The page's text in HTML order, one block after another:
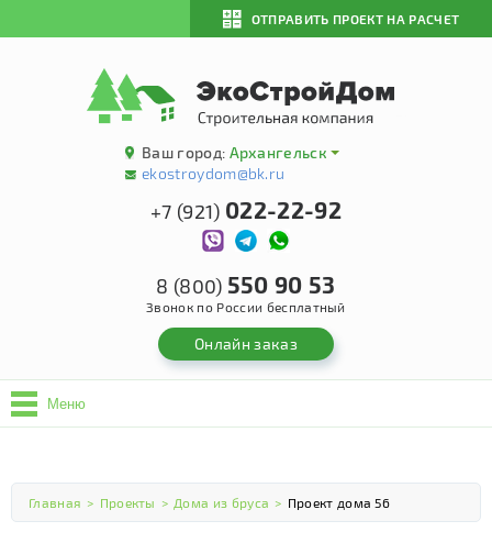
ОТПРАВИТЬ ПРОЕКТ НА РАСЧЕТ
Ваш город: Архангельск
ekostroydom@bk.ru
+7 (921) 022-22-92
8 (800) 550 90 53
Звонок по России бесплатный
Онлайн заказ
Меню
Главная > Проекты > Дома из бруса > Проект дома 56